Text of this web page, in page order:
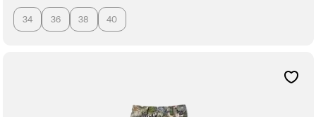
34 36 38 40